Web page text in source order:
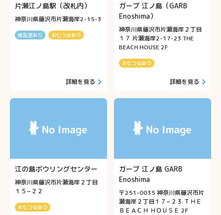
片瀬江ノ島駅（改札内）
神奈川県藤沢市片瀬海岸2-15-3
授乳室あり おむつ台あり
詳細を見る
ガーブ 江ノ島（GARB
Enoshima）
神奈川県藤沢市片瀬海岸２丁目
１７ 片瀬海岸2-17-23 THE
BEACH HOUSE 2F
おむつ台あり
詳細を見る
江の島ボウリングセンター
神奈川県藤沢市片瀬海岸２丁目
１５−２２
おむつ台あり
ガーブ 江ノ島 GARB
Enoshima
〒251-0035 神奈川県藤沢市片
瀬海岸２丁目１７−２３ ＴＨＥ
ＢＥＡＣＨ ＨＯＵＳＥ 2F